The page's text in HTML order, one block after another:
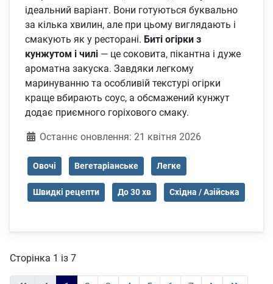
ідеальний варіант. Вони готуються буквально
за кілька хвилин, але при цьому виглядають і
смакують як у ресторані. Биті огірки з
кунжутом і чилі — це соковита, пікантна і дуже
ароматна закуска. Завдяки легкому
маринуванню та особливій текстурі огірки
краще вбирають соус, а обсмажений кунжут
додає приємного горіхового смаку.
ДеталіОстаннє оновлення: 21 квітня 2026
Овочі Вегетаріанське Легке
Швидкі рецепти До 30 хв Східна / Азійська
Сторінка 1 із 7